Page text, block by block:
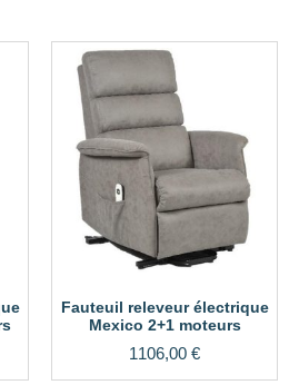
Fauteuil releveur électrique
Mexico 2+1 moteurs
1106,00 €